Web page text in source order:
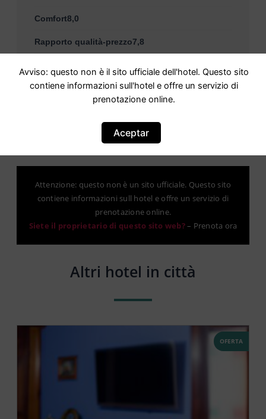
Comfort8,0
Rapporto qualità-prezzo7,8
Attenzione: questo non è un sito ufficiale. Questo sito
contiene informazioni sull hotel e offre un servizio di
prenotazione online.
Siete il proprietario di questo sito web?– Prenota ora
Altri hotel in città
OFERTA
Avviso: questo non è il sito ufficiale dell'hotel. Questo sito
contiene informazioni sull'hotel e offre un servizio di
prenotazione online.
Aceptar